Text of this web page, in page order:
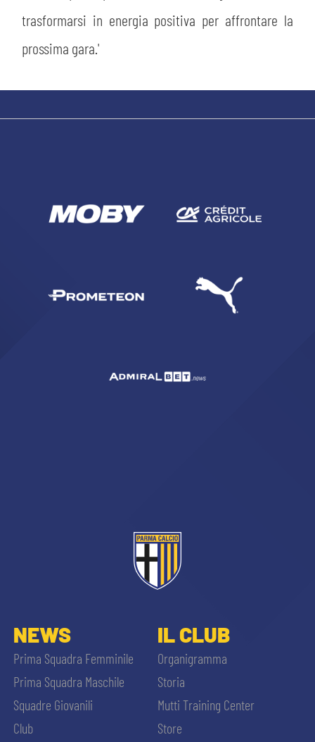
trasformarsi in energia positiva per affrontare la
prossima gara.'
NEWS
Prima Squadra Femminile
Prima Squadra Maschile
Squadre Giovanili
Club
IL CLUB
Organigramma
Storia
Mutti Training Center
Store